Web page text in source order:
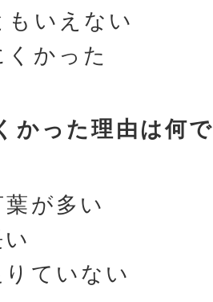
もいえない
かった
かった理由は何
が多い
ていない